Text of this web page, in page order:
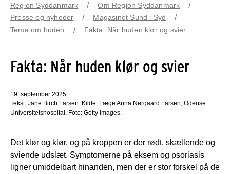
Region Syddanmark
Om Region Syddanmark
Presse og nyheder
Magasinet Sund i Syd
Tema om huden
Fakta: Når huden klør og svier
Fakta: Når huden klør og svier
19. september 2025
Tekst: Jane Birch Larsen. Kilde: Læge Anna Nørgaard Larsen, Odense
Universitetshospital. Foto: Getty Images.
Det klør og klør, og på kroppen er der rødt, skællende og
sviende udslæt. Symptomerne på eksem og psoriasis
ligner umiddelbart hinanden, men der er stor forskel på de